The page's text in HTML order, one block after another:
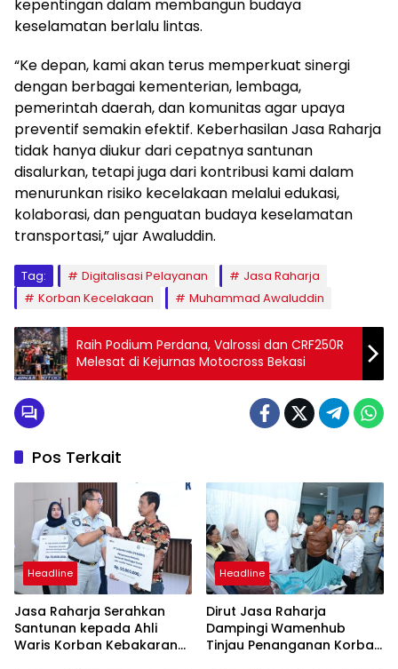
kepentingan dalam membangun budaya
keselamatan berlalu lintas.
“Ke depan, kami akan terus memperkuat sinergi
dengan berbagai kementerian, lembaga,
pemerintah daerah, dan komunitas agar upaya
preventif semakin efektif. Keberhasilan Jasa Raharja
tidak hanya diukur dari cepatnya santunan
disalurkan, tetapi juga dari kontribusi kami dalam
menurunkan risiko kecelakaan melalui edukasi,
kolaborasi, dan penguatan budaya keselamatan
transportasi,” ujar Awaluddin.
Tag: Digitalisasi Pelayanan
Jasa Raharja
Korban Kecelakaan
Muhammad Awaluddin
Raih Podium Perdana, Valrossi dan CRF250R
Melesat di Kejurnas Motocross Bekasi
Pos Terkait
Headline
Jasa Raharja Serahkan
Santunan kepada Ahli
Waris Korban Kebakaran
Headline
Dirut Jasa Raharja
Dampingi Wamenhub
Tinjau Penanganan Korban